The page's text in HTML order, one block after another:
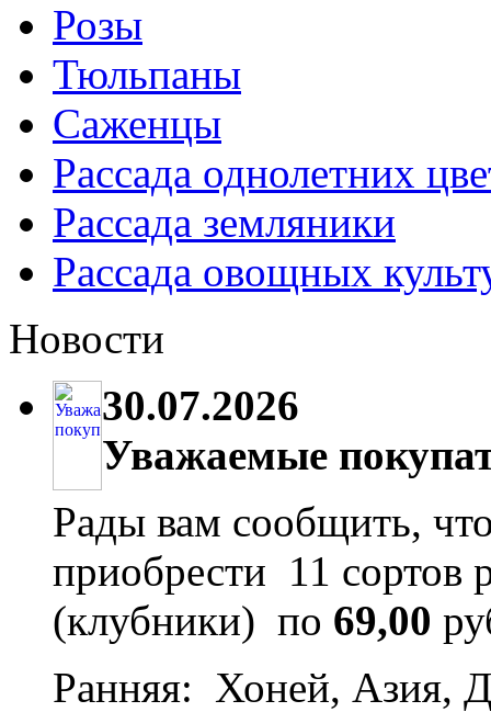
Розы
Тюльпаны
Саженцы
Рассада однолетних
Рассада земляники
Рассада овощных
Новости
30.07.2026
Уважаемые
Рады вам сообщить,
приобрести 11 сортов
(клубники) по 69,00
Ранняя: Хоней, Азия,